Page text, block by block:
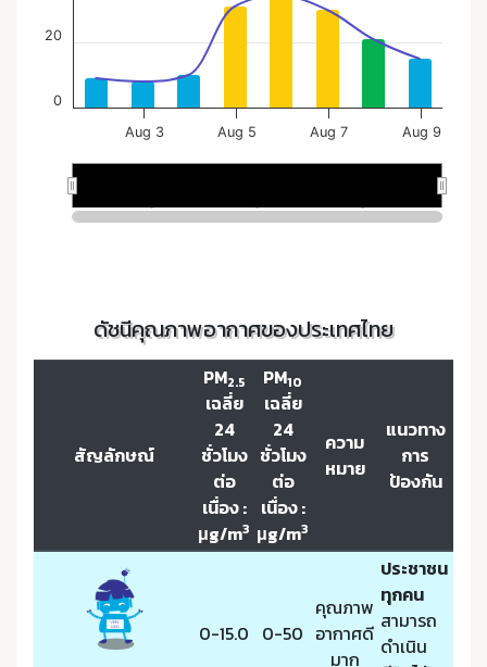
ดัชนีคุณภาพอากาศของประเทศไทย
สัญลักษณ์
PM2.5
เฉลี่ย
24
ชั่วโมง
ต่อ
เนื่อง :
μg/m3
PM10
เฉลี่ย
24
ชั่วโมง
ต่อ
เนื่อง :
μg/m3
ความ
หมาย
แนวทาง
การ
ป้องกัน
0-15.0 0-50
คุณภาพ
อากาศดี
มาก
ประชาชน
ทุกคน
สามารถ
ดำเนิน